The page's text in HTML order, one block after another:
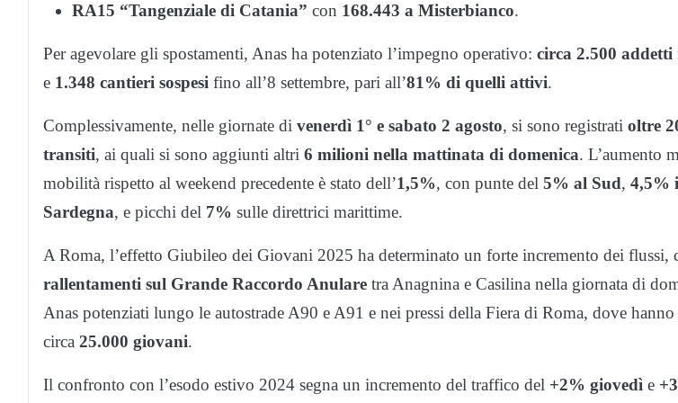
RA15 “Tangenziale di Catania” con 168.443 a Misterbianco.
Per agevolare gli spostamenti, Anas ha potenziato l’impegno operativo: circa 2.500
e 1.348 cantieri sospesi fino all’8 settembre, pari all’81% di quelli attivi.
Complessivamente, nelle giornate di venerdì 1° e sabato 2 agosto, si sono registrati oltre
transiti, ai quali si sono aggiunti altri 6 milioni nella mattinata di domenica. L’aumento
mobilità rispetto al weekend precedente è stato dell’1,5%, con punte del 5% al Sud, 4,5%
Sardegna, e picchi del 7% sulle direttrici marittime.
A Roma, l’effetto Giubileo dei Giovani 2025 ha determinato un forte incremento dei flussi,
rallentamenti sul Grande Raccordo Anulare tra Anagnina e Casilina nella giornata di
Anas potenziati lungo le autostrade A90 e A91 e nei pressi della Fiera di Roma, dove
circa 25.000 giovani.
Il confronto con l’esodo estivo 2024 segna un incremento del traffico del +2% giovedì e